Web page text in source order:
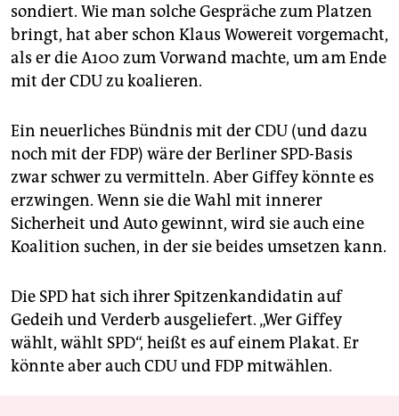
sondiert. Wie man solche Gespräche zum Platzen
bringt, hat aber schon Klaus Wowereit vorgemacht,
als er die A100 zum Vorwand machte, um am Ende
mit der CDU zu koalieren.
Ein neuerliches Bündnis mit der CDU (und dazu
noch mit der FDP) wäre der Berliner SPD-Basis
zwar schwer zu vermitteln. Aber Giffey könnte es
erzwingen. Wenn sie die Wahl mit innerer
Sicherheit und Auto gewinnt, wird sie auch eine
Koalition suchen, in der sie beides umsetzen kann.
Die SPD hat sich ihrer Spitzenkandidatin auf
Gedeih und Verderb ausgeliefert. „Wer Giffey
wählt, wählt SPD“, heißt es auf einem Plakat. Er
könnte aber auch CDU und FDP mitwählen.